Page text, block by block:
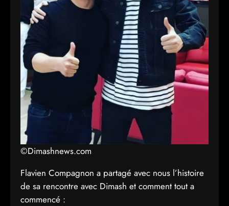
©Dimashnews.com
Flavien Compagnon a partagé avec nous l’histoire
de sa rencontre avec Dimash et comment tout a
commencé :